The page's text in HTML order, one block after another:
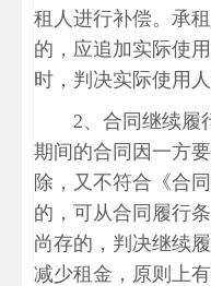
租人进行补偿。承
的，应追加实际使
时，判决实际使用人
2、合同继续履
期间的合同因一方
除，又不符合《合
的，可从合同履行
尚存的，判决继续
减少租金，原则上